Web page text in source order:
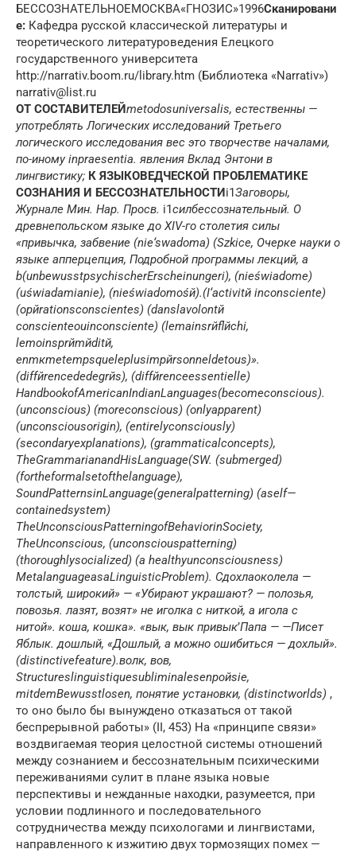
БЕССОЗНАТЕЛЬНОЕМОСКВА«ГНОЗИС»1996Сканировани
е: Кафедра русской классической литературы и
теоретического литературоведения Елецкого
государственного университета
http://narrativ.boom.ru/library.htm (Библиотека «Narrativ»)
narrativ@list.ru
ОТ СОСТАВИТЕЛЕЙmetodosuniversalis, естественны —
употреблятьЛогических исследований Третьего
логического исследования вес это творчестве началами,
по-иномуinpraesentia.явления Вклад Энтони в
лингвистику; К ЯЗЫКОВЕДЧЕСКОЙ ПРОБЛЕМАТИКЕ
СОЗНАНИЯ И БЕССОЗНАТЕЛЬНОСТИi1Заговоры,
Журнале Мин. Нар. Просв. i1силбессознательный. О
древнепольском языке до XIV-го столетия силы
«привычка, забвение (nie‘swadoma) (Szkice, Очерке науки о
языке апперцепция, Подробной программы лекций, а
b(unbewusstpsychischerErscheinungeri), (nieświadome)
(uświadamianie), (nieświadomośй).(I‘activitй inconsciente)
(opйrationsconscientes) (danslavolontй
conscienteouinconsciente) (lemainsrйflйchi,
lemoinsprйmйditй,
enmкmetempsqueleplusimpйrsonneldetous)».
(diffйrencededegrйs), (diffйrenceessentielle)
HandbookofAmericanIndianLanguages(becomeconscious).
(unconscious) (moreconscious) (onlyapparent)
(unconsciousorigin), (entirelyconsciously)
(secondaryexplanations), (grammaticalconcepts),
TheGrammarianandHisLanguage(SW. (submerged)
(fortheformalsetofthelanguage),
SoundPatternsinLanguage(generalpatterning) (aself—
containedsystem)
TheUnconsciousPatterningofBehaviorinSociety,
TheUnconscious, (unconsciouspatterning)
(thoroughlysocialized) (а healthyunconsciousness)
MetalanguageasaLinguisticProblem). Сдохлаоколела —
толстый, широкий» — «Убираютукрашают? — полозья,
повозья.лазят, возят» не иголка с ниткой, а игола с
нитой». коша, кошка». «вык, вык привык’Папа — —Писет
Яблык.дошлый, «Дошлый, а можно ошибиться — дохлый».
(distinctivefeature).волк, вов,
Structureslinguistiquesubliminalesenpoйsie,
mitdemBewusstlosen, понятие установки, (distinctworlds) ,
то оно было бы вынуждено отказаться от такой
беспрерывной работы» (II, 453) На «принципе связи»
воздвигаемая теория целостной системы отношений
между сознанием и бессознательным психическими
переживаниями сулит в плане языка новые
перспективы и нежданные находки, разумеется, при
условии подлинного и последовательного
сотрудничества между психологами и лингвистами,
направленного к изжитию двух тормозящих помех —